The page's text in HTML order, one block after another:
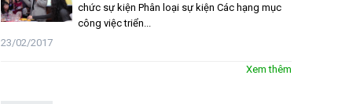
chức sự kiện Phân loại sự kiện Các hạng mục
công việc triển...
23/02/2017
Xem thêm